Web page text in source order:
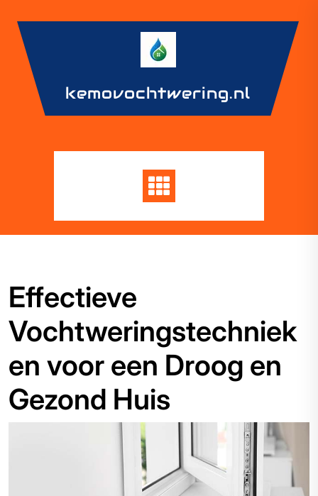
content
kemovochtwering.nl
Effectieve
Vochtweringstechniek
en voor een Droog en
Gezond Huis